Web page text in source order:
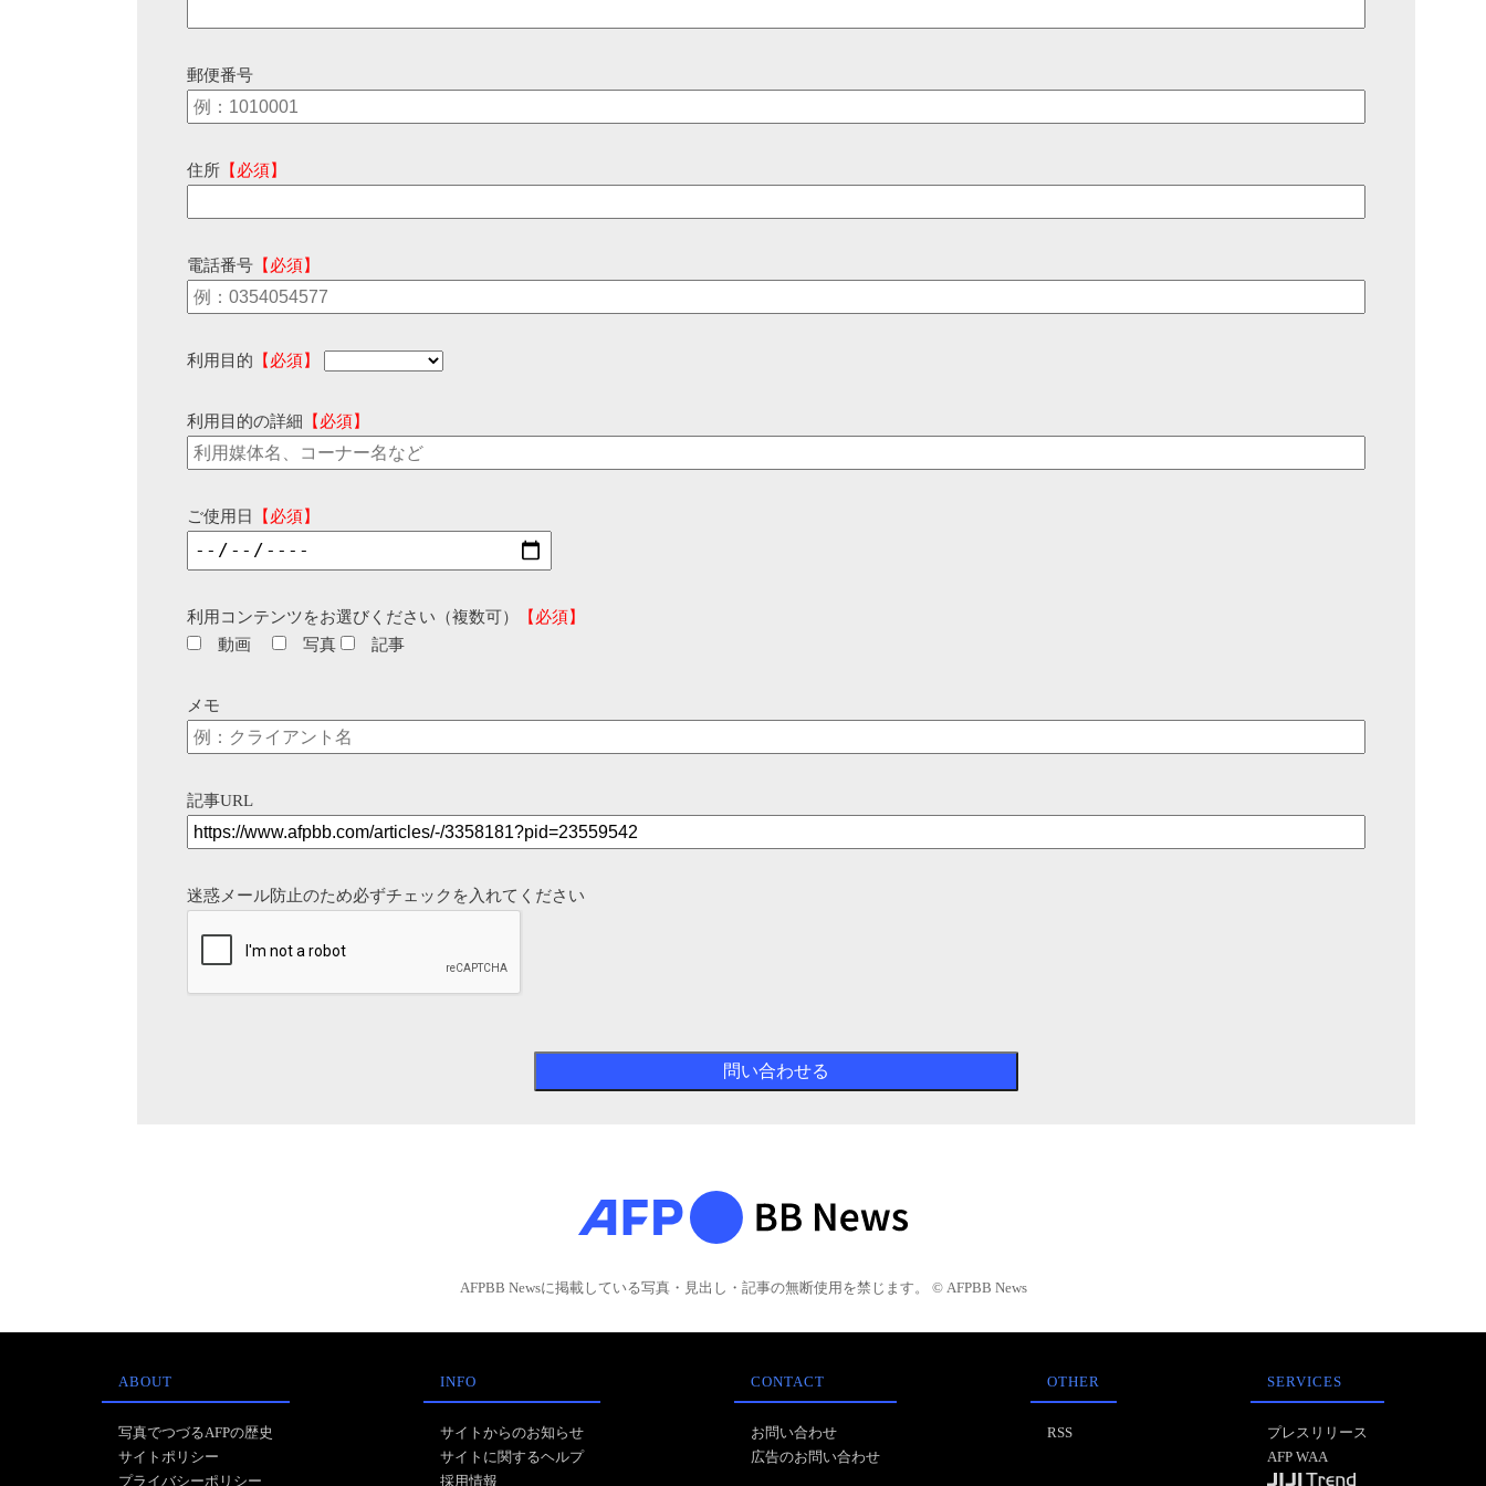
郵便番号
住所 【必須】
電話番号 【必須】
利用目的 【必須】
利用目的の詳細 【必須】
ご使用日 【必須】
利用コンテンツをお選びください（複数可）
【必須】
動画
写真 記事
メモ
記事URL
迷惑メール防止のため必ずチェックを入れてください
AFPBB Newsに掲載している写真・見出し・記事の無断使用を禁じます。 © AFPBB News
ABOUT
写真でつづるAFPの歴史
サイトポリシー
プライバシーポリシー
INFO
サイトからのお知らせ
サイトに関するヘルプ
採用情報
CONTACT
お問い合わせ
広告のお問い合わせ
OTHER
RSS
SERVICES
プレスリリース
AFP WAA